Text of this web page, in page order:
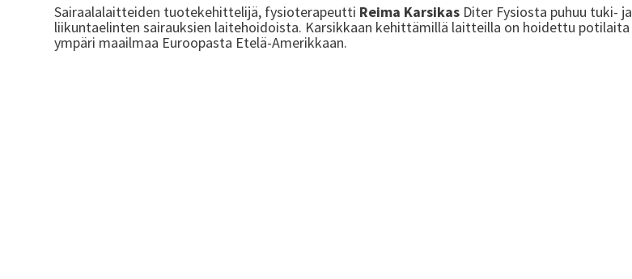
Sairaalalaitteiden tuotekehittelijä, fysioterapeutti Reima Karsikas Diter Fysiosta puhuu tuki- ja
liikuntaelinten sairauksien laitehoidoista. Karsikkaan kehittämillä laitteilla on hoidettu potilaita
ympäri maailmaa Euroopasta Etelä-Amerikkaan.